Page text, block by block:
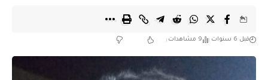
قبل 6 سنوات 9 مشاهدات